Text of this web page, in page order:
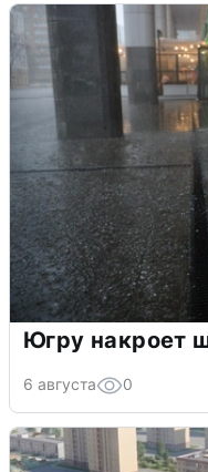
Югру накроет
6 августа 0